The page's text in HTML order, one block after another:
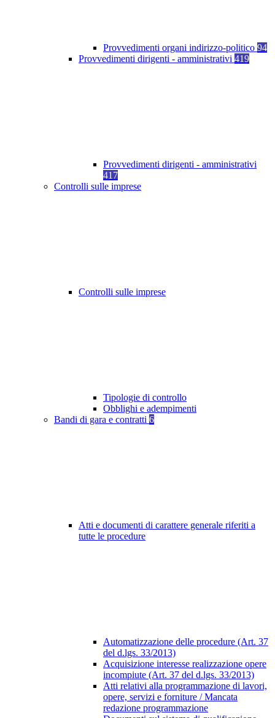
Provvedimenti organi indirizzo-politico 94
Provvedimenti dirigenti - amministrativi 419
Provvedimenti dirigenti - amministrativi
417
Controlli sulle imprese
Controlli sulle imprese
Tipologie di controllo
Obblighi e adempimenti
Bandi di gara e contratti 6
Atti e documenti di carattere generale riferiti a
tutte le procedure
Automatizzazione delle procedure (Art. 37
del d.lgs. 33/2013)
Acquisizione interesse realizzazione opere
incompiute (Art. 37 del d.lgs. 33/2013)
Atti relativi alla programmazione di lavori,
opere, servizi e forniture / Mancata
redazione programmazione